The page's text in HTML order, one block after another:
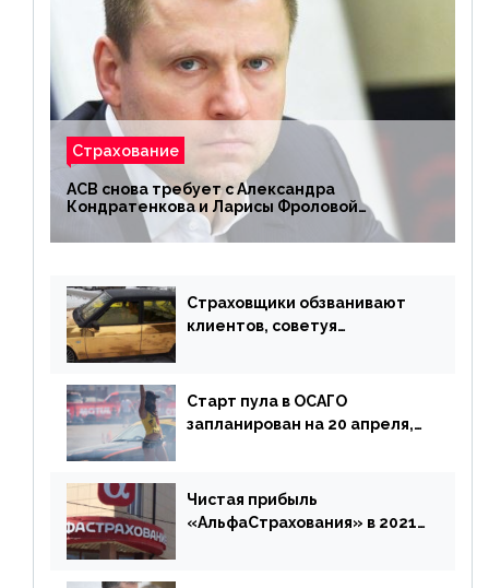
Страхование
АСВ снова требует с Александра
Кондратенкова и Ларисы Фроловой
возмещения убытков на 1,5 млрд р.
Страховщики обзванивают
клиентов, советуя
Старт пула в ОСАГО
запланирован на 20 апреля,
дублировать [дополнено]
Чистая прибыль
«АльфаСтрахования» в 2021